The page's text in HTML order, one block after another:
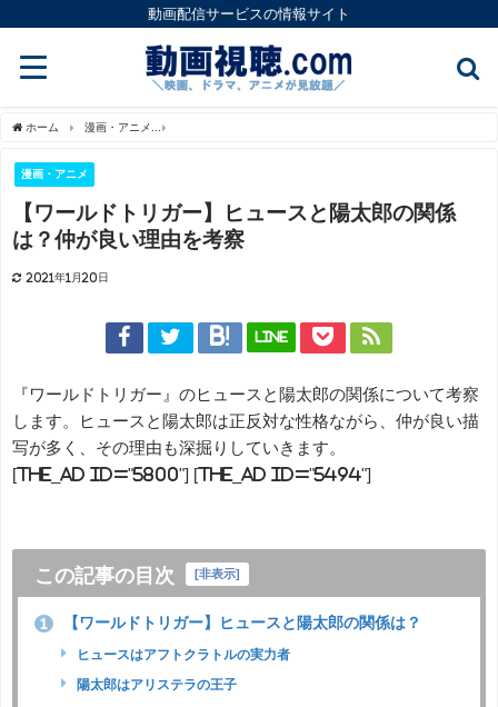
動画配信サービスの情報サイト
ホーム 漫画・アニメ
漫画・アニメ
【ワールドトリガー】ヒュースと陽太郎の関係
は？仲が良い理由を考察
2021年1月20日
LINE
『ワールドトリガー』のヒュースと陽太郎の関係について考察
します。ヒュースと陽太郎は正反対な性格ながら、仲が良い描
写が多く、その理由も深掘りしていきます。
[the_ad id="5800"] [the_ad id="5494"]
この記事の目次 [非表示]
1 【ワールドトリガー】ヒュースと陽太郎の関係は？
ヒュースはアフトクラトルの実力者
陽太郎はアリステラの王子